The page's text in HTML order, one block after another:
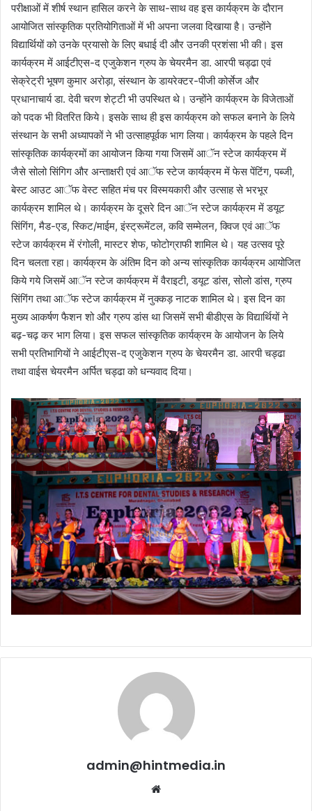
परीक्षाओं में शीर्ष स्थान हासिल करने के साथ-साथ वह इस कार्यक्रम के दौरान
आयोजित सांस्कृतिक प्रतियोगिताओं में भी अपना जलवा दिखाया है। उन्होंने
विद्यार्थियों को उनके प्रयासो के लिए बधाई दी और उनकी प्रशंसा भी की। इस
कार्यक्रम में आईटीएस-द एजुकेशन ग्रुप के चेयरमैन डा. आरपी चड्ढा एवं
सेक्रेट्री भूषण कुमार अरोड़ा, संस्थान के डायरेक्टर-पीजी कोर्सेज और
प्रधानाचार्य डा. देवी चरण शेट्टी भी उपस्थित थे। उन्होंने कार्यक्रम के विजेताओं
को पदक भी वितरित किये। इसके साथ ही इस कार्यक्रम को सफल बनाने के लिये
संस्थान के सभी अध्यापकों ने भी उत्साहपूर्वक भाग लिया। कार्यक्रम के पहले दिन
सांस्कृतिक कार्यक्रमों का आयोजन किया गया जिसमें आॅन स्टेज कार्यक्रम में
जैसे सोलो सिंगिग और अन्ताक्षरी एवं आॅफ स्टेज कार्यक्रम में फेस पेंटिंग, पब्जी,
बेस्ट आउट आॅफ वेस्ट सहित मंच पर विस्मयकारी और उत्साह से भरभूर
कार्यक्रम शामिल थे। कार्यक्रम के दूसरे दिन आॅन स्टेज कार्यक्रम में डयूट
सिंगिंग, मैड-एड, स्किट/माईम, इंस्ट्रूमेंटल, कवि सम्मेलन, क्विज एवं आॅफ
स्टेज कार्यक्रम में रंगोली, मास्टर शेफ, फोटोग्राफी शामिल थे। यह उत्सव पूरे
दिन चलता रहा। कार्यक्रम के अंतिम दिन को अन्य सांस्कृतिक कार्यक्रम आयोजित
किये गये जिसमें आॅन स्टेज कार्यक्रम में वैराइटी, डयूट डांस, सोलो डांस, ग्रुप
सिंगिंग तथा आॅफ स्टेज कार्यक्रम में नुक्कड़ नाटक शामिल थे। इस दिन का
मुख्य आकर्षण फैशन शो और ग्रुप डांस था जिसमें सभी बीडीएस के विद्यार्थियों ने
बढ़-चढ़ कर भाग लिया। इस सफल सांस्कृतिक कार्यक्रम के आयोजन के लिये
सभी प्रतिभागियों ने आईटीएस-द एजुकेशन ग्रुप के चेयरमैन डा. आरपी चड्ढा
तथा वाईस चेयरमैन अर्पित चड्ढा को धन्यवाद दिया।
admin@hintmedia.in